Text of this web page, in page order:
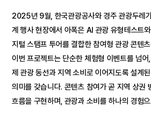
2025년 9월, 한국관광공사와 경주 관광두레
계 행사 현장에서 아폭은 AI 관광 유형테스트
지털 스탬프 투어를 결합한 참여형 관광 콘텐
이번 프로젝트는 단순한 체험형 이벤트를 넘
제 관광 동선과 지역 소비로 이어지도록 설계
의미를 갖습니다. 콘텐츠 참여가 곧 지역 상권
흐름을 구현하며, 관광과 소비를 하나의 경험